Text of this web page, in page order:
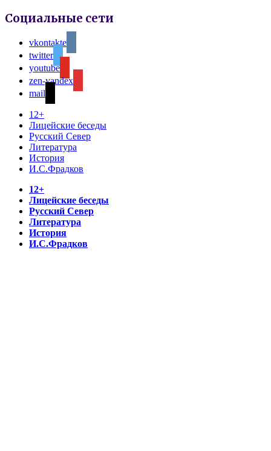
Социальные сети
vkontakte
twitter
youtube
zen-yandex
mail
12+
Лицейские беседы
Русский Север
Литература
История
И.С.Фрадков
12+
Лицейские беседы
Русский Север
Литература
История
И.С.Фрадков